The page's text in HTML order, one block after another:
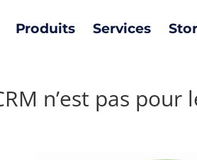
Produits Services
n’est pas